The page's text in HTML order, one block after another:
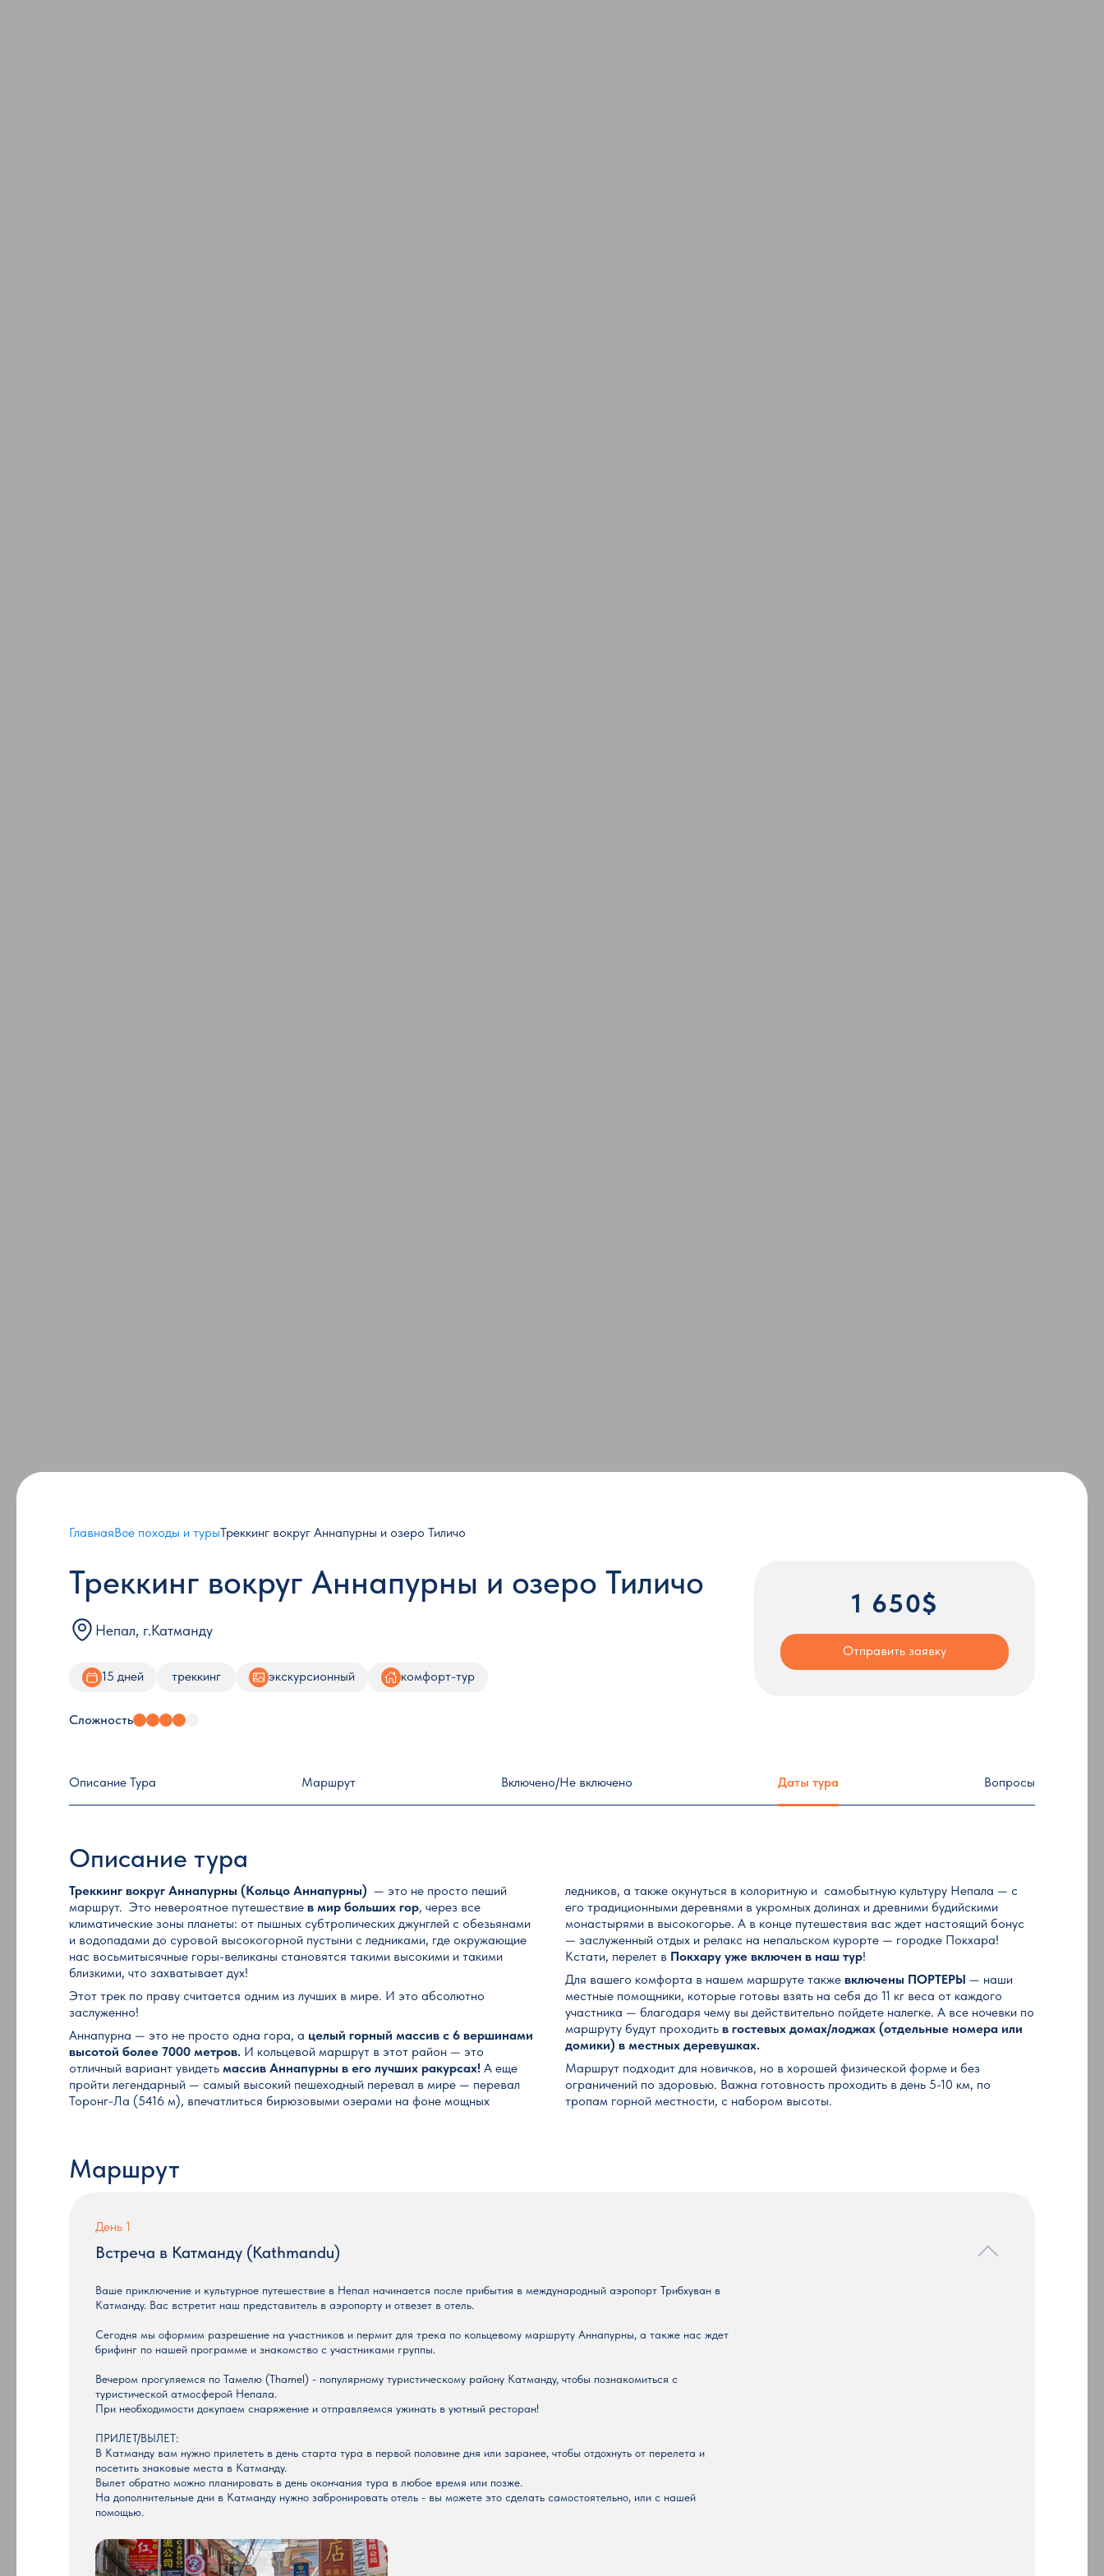
ГлавнаяВсе походы и турыТреккинг вокруг Аннапурны и озеро Тиличо
Треккинг вокруг Аннапурны и озеро Тиличо
Непал, г.Катманду
15 дней треккинг экскурсионный комфорт-тур
Сложность
1 650$
Отправить заявку
Описание Тура Маршрут Включено/Не включено Даты тура Вопросы
Описание тура
Треккинг вокруг Аннапурны (Кольцо Аннапурны) — это не просто пеший
маршрут. Это невероятное путешествие в мир больших гор, через все
климатические зоны планеты: от пышных субтропических джунглей с обезьянами
и водопадами до суровой высокогорной пустыни с ледниками, где окружающие
нас восьмитысячные горы-великаны становятся такими высокими и такими
близкими, что захватывает дух!
Этот трек по праву считается одним из лучших в мире. И это абсолютно
заслуженно!
Аннапурна — это не просто одна гора, а целый горный массив с 6 вершинами
высотой более 7000 метров. И кольцевой маршрут в этот район — это
отличный вариант увидеть массив Аннапурны в его лучших ракурсах! А еще
пройти легендарный — самый высокий пешеходный перевал в мире — перевал
Торонг-Ла (5416 м), впечатлиться бирюзовыми озерами на фоне мощных
ледников, а также окунуться в колоритную и самобытную культуру Непала — с
его традиционными деревнями в укромных долинах и древними будийскими
монастырями в высокогорье. А в конце путешествия вас ждет настоящий бонус
— заслуженный отдых и релакс на непальском курорте — городке Покхара!
Кстати, перелет в Покхару уже включен в наш тур!
Для вашего комфорта в нашем маршруте также включены ПОРТЕРЫ — наши
местные помощники, которые готовы взять на себя до 11 кг веса от каждого
участника — благодаря чему вы действительно пойдете налегке. А все ночевки по
маршруту будут проходить в гостевых домах/лоджах (отдельные номера или
домики) в местных деревушках.
Маршрут подходит для новичков, но в хорошей физической форме и без
ограничений по здоровью. Важна готовность проходить в день 5-10 км, по
тропам горной местности, с набором высоты.
Маршрут
День 1
Встреча в Катманду (Kathmandu)
Ваше приключение и культурное путешествие в Непал начинается после прибытия в международный аэропорт Трибхуван в
Катманду. Вас встретит наш представитель в аэропорту и отвезет в отель.
Сегодня мы оформим разрешение на участников и пермит для трека по кольцевому маршруту Аннапурны, а также нас ждет
брифинг по нашей программе и знакомство с участниками группы.
Вечером прогуляемся по Тамелю (Thamel) - популярному туристическому району Катманду, чтобы познакомиться с
туристической атмосферой Непала.
При необходимости докупаем снаряжение и отправляемся ужинать в уютный ресторан!
ПРИЛЕТ/ВЫЛЕТ:
В Катманду вам нужно прилететь в день старта тура в первой половине дня или заранее, чтобы отдохнуть от перелета и
посетить знаковые места в Катманду.
Вылет обратно можно планировать в день окончания тура в любое время или позже.
На дополнительные дни в Катманду нужно забронировать отель - вы можете это сделать самостоятельно, или с нашей
помощью.